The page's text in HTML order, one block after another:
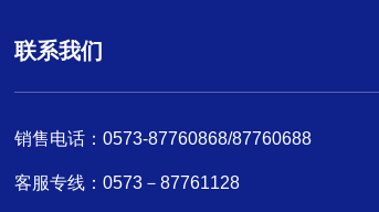
联系我们
销售电话：0573-87760868/87760688
客服专线：0573－87761128